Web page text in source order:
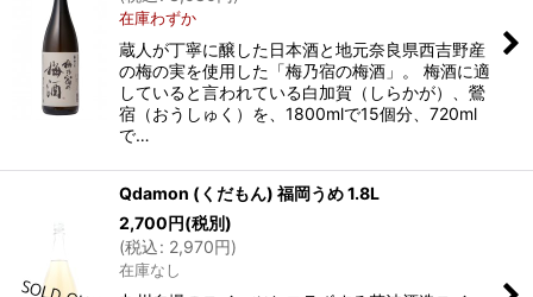
在庫わずか
蔵人が丁寧に醸した日本酒と地元奈良県西吉野産
の梅の実を使用した「梅乃宿の梅酒」。 梅酒に適
していると言われている白加賀（しらかが）、鶯
宿（おうしゅく）を、1800mlで15個分、720ml
で…
Qdamon (くだもん) 福岡うめ 1.8L
2,700円(税別)
(税込: 2,970円)
在庫なし